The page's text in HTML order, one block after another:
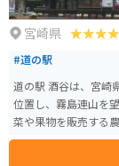
宮崎県
#道の駅
道の駅 酒谷は、宮崎
位置し、霧島連山を望む自
菜や果物を販売する
す。レストランでは